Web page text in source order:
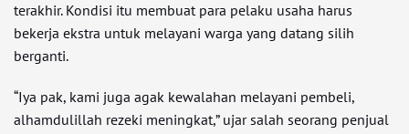
terakhir. Kondisi itu membuat para pelaku usaha harus
bekerja ekstra untuk melayani warga yang datang silih
berganti.
“Iya pak, kami juga agak kewalahan melayani pembeli,
alhamdulillah rezeki meningkat,” ujar salah seorang penjual